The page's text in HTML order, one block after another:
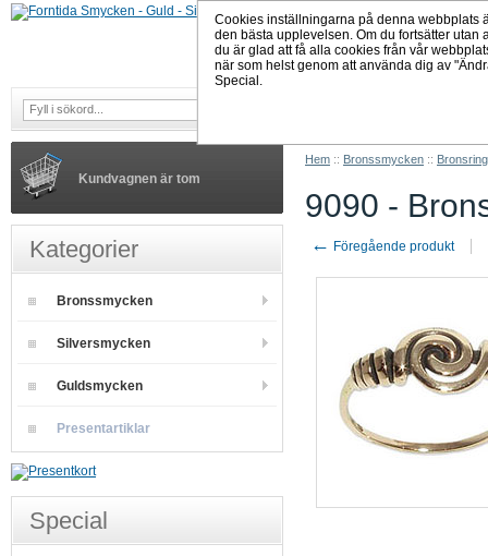
Hem :: Bronssmycken ::
9090 -
← Föregående produkt
Kundvagnen är tom
Kategorier
Bronssmycken
Silversmycken
Guldsmycken
Presentartiklar
Special
Cookies inställningarna på denna webbplats
den bästa upplevelsen. Om du fortsätter
du är glad att få alla cookies från vår
när som helst genom att använda dig av
Special.